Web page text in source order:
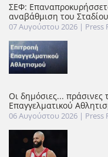
ΣΕΦ:
αναβάθμιση του Σταδίου
07 Αυγούστου 2026 | Press
Οι δημόσιες... πράσινες
Επαγγελματικού
06 Αυγούστου 2026 | Press